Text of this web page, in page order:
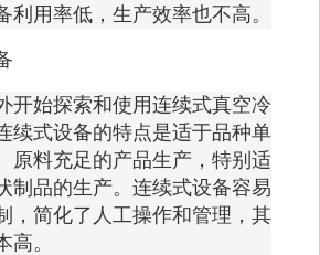
利用率低，生产效率也不高。
开始探索和使用连续式真空冷
续式设备的特点是适于品种单
原料充足的产品生产，特别适
制品的生产。连续式设备容易
，简化了人工操作和管理，其
高。